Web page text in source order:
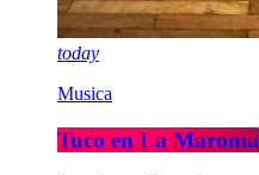
today
Musica
Tuco en La Maroma